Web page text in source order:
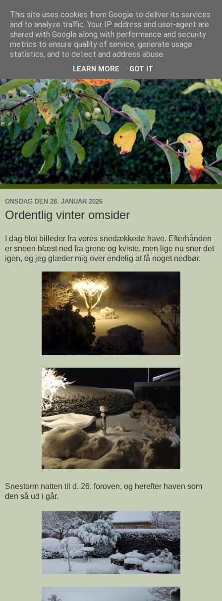
Ullas have
- en knoldesparkers betragtninger
ONSDAG DEN 28. JANUAR 2026
Ordentlig vinter omsider
I dag blot billeder fra vores snedækkede have. Efterhånden
er sneen blæst ned fra grene og kviste, men lige nu sner det
igen, og jeg glæder mig over endelig at få noget nedbør.
Snestorm natten til d. 26. foroven, og herefter haven som
den så ud i går.
This site uses cookies from Google to deliver its services
and to analyze traffic. Your IP address and user-agent are
shared with Google along with performance and security
metrics to ensure quality of service, generate usage
statistics, and to detect and address abuse.
LEARN MORE GOT IT